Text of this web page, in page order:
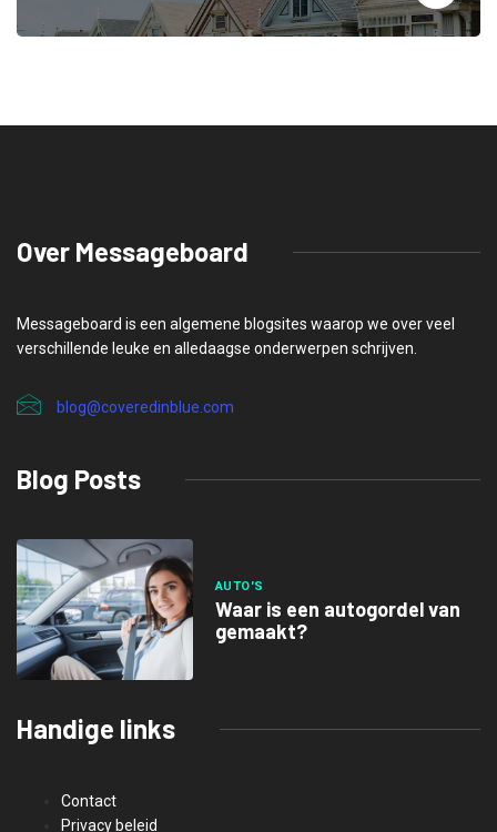
Over Messageboard
Messageboard is een algemene blogsites waarop we over veel
verschillende leuke en alledaagse onderwerpen schrijven.
blog@coveredinblue.com
Blog Posts
AUTO'S
Waar is een autogordel van
gemaakt?
Handige links
Contact
Privacy beleid